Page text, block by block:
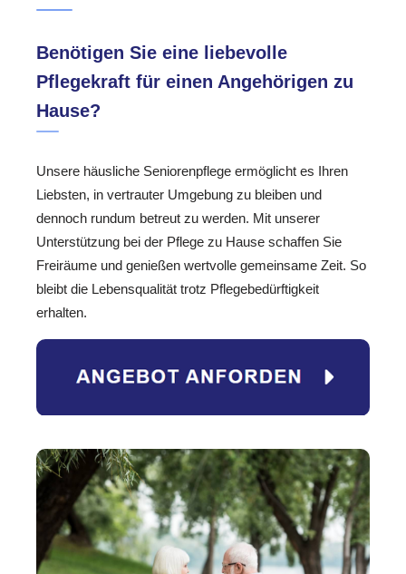
Benötigen Sie eine liebevolle
Pflegekraft für einen Angehörigen zu
Hause?
Unsere häusliche Seniorenpflege ermöglicht es Ihren
Liebsten, in vertrauter Umgebung zu bleiben und
dennoch rundum betreut zu werden. Mit unserer
Unterstützung bei der Pflege zu Hause schaffen Sie
Freiräume und genießen wertvolle gemeinsame Zeit. So
bleibt die Lebensqualität trotz Pflegebedürftigkeit
erhalten.